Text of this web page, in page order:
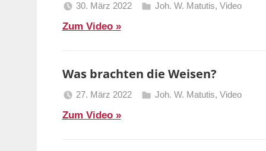
30. März 2022
Joh. W. Matutis, Video
Zum Video
Was brachten die Weisen?
27. März 2022
Joh. W. Matutis, Video
Zum Video